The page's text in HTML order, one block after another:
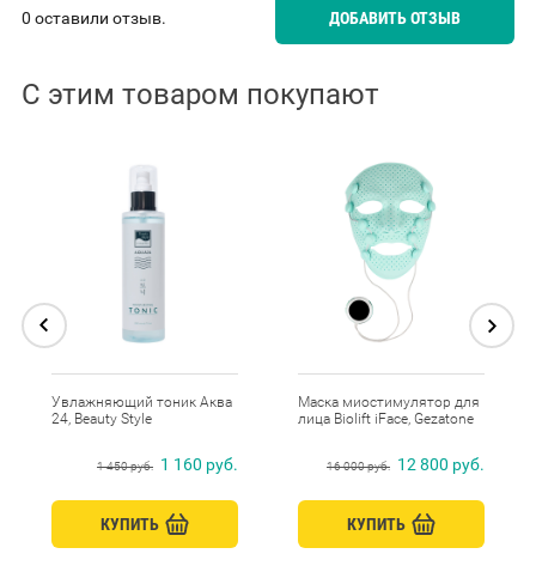
0 оставили отзыв. ДОБАВИТЬ ОТЗЫВ
С этим товаром покупают
Увлажняющий тоник Аква
24, Beauty Style
1 450 руб. 1 160 руб.
КУПИТЬ
Маска миостимулятор для
лица Biolift iFace, Gezatone
16 000 руб. 12 800 руб.
КУПИТЬ